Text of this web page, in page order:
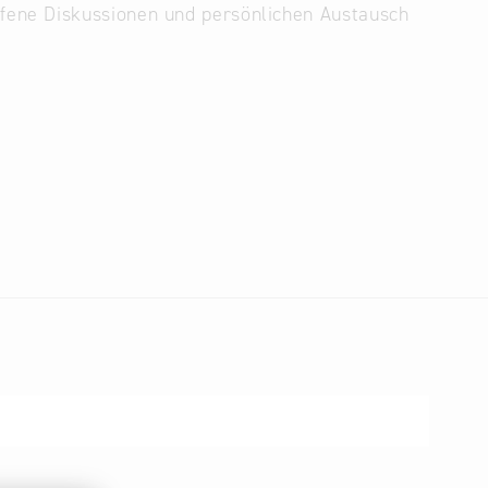
Diskussionen und persönlichen Austausch
einen starken Industriestandort,
zugleich vor hoher Inflation und